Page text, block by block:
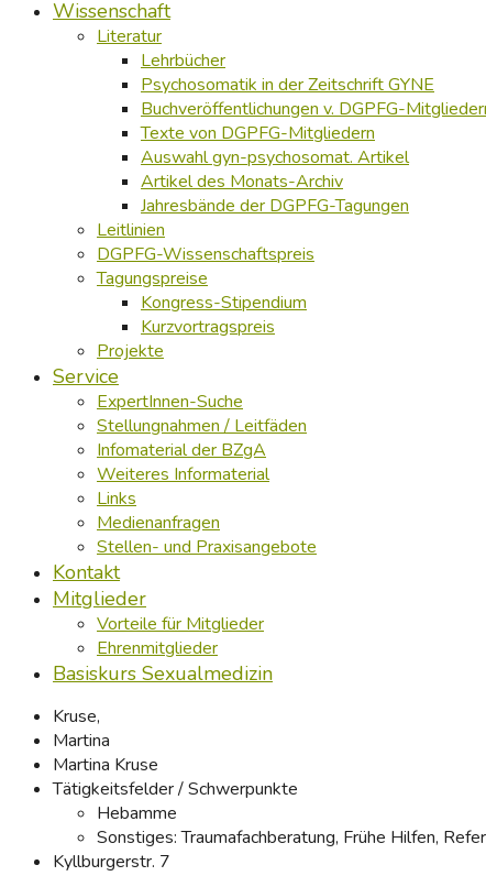
Wissenschaft
Literatur
Lehrbücher
Psychosomatik in der Zeitschrift GYNE
Buchveröffentlichungen v. DGPFG-
Texte von DGPFG-Mitgliedern
Auswahl gyn-psychosomat. Artikel
Artikel des Monats-Archiv
Jahresbände der DGPFG-Tagungen
Leitlinien
DGPFG-Wissenschaftspreis
Tagungspreise
Kongress-Stipendium
Kurzvortragspreis
Projekte
Service
ExpertInnen-Suche
Stellungnahmen / Leitfäden
Infomaterial der BZgA
Weiteres Informaterial
Links
Medienanfragen
Stellen- und Praxisangebote
Kontakt
Mitglieder
Vorteile für Mitglieder
Ehrenmitglieder
Basiskurs Sexualmedizin
Kruse,
Martina
Martina Kruse
Tätigkeitsfelder / Schwerpunkte
Hebamme
Sonstiges:Traumafachberatung, Frühe Hilfen,
Kyllburgerstr. 7